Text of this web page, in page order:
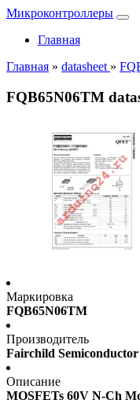
Микроконтроллеры
Главная
Главная » datasheet »
FQB65N06TM
Маркировка
FQB65N06TM
Производитель
Fairchild Semiconductor
Описание
MOSFETs 60V N-Ch